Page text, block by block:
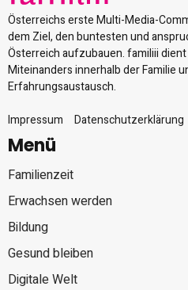
Österreichs erste Multi-Media-
dem Ziel, den buntesten und
Österreich aufzubauen. familiii
Miteinanders innerhalb der Familie
Erfahrungsaustausch.
Impressum
Datenschutzerklärung
Menü
Familienzeit
Erwachsen werden
Bildung
Gesund bleiben
Digitale Welt